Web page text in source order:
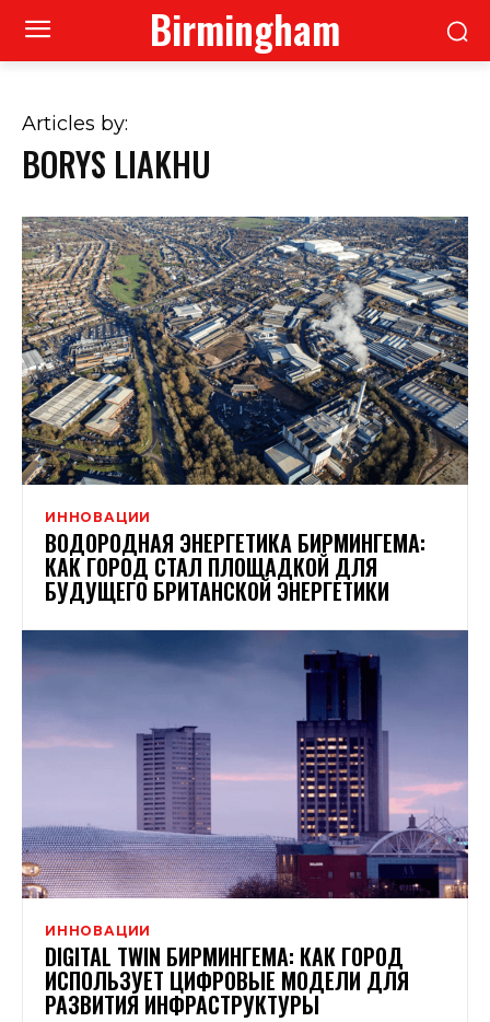
Birmingham
Articles by:
BORYS LIAKHU
ИННОВАЦИИ
ВОДОРОДНАЯ ЭНЕРГЕТИКА БИРМИНГЕМА:
КАК ГОРОД СТАЛ ПЛОЩАДКОЙ ДЛЯ
БУДУЩЕГО БРИТАНСКОЙ ЭНЕРГЕТИКИ
ИННОВАЦИИ
DIGITAL TWIN БИРМИНГЕМА: КАК ГОРОД
ИСПОЛЬЗУЕТ ЦИФРОВЫЕ МОДЕЛИ ДЛЯ
РАЗВИТИЯ ИНФРАСТРУКТУРЫ